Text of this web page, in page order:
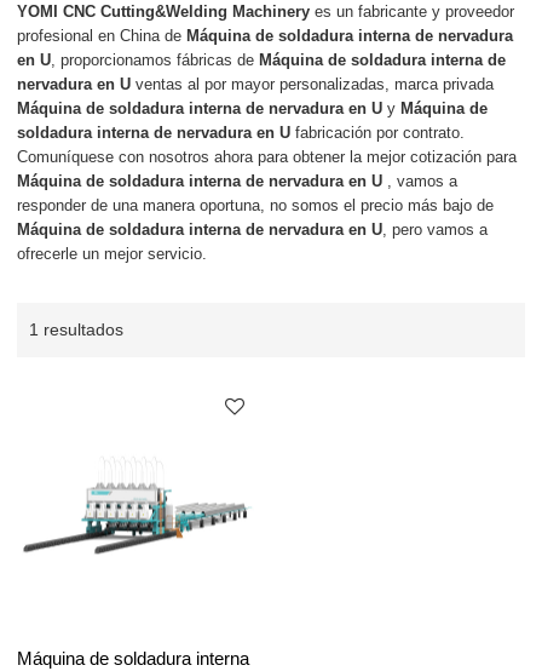
YOMI CNC Cutting&Welding Machinery es un fabricante y proveedor
profesional en China de Máquina de soldadura interna de nervadura
en U , proporcionamos fábricas de Máquina de soldadura interna de
nervadura en U ventas al por mayor personalizadas, marca privada
Máquina de soldadura interna de nervadura en U y Máquina de
soldadura interna de nervadura en U fabricación por contrato.
Comuníquese con nosotros ahora para obtener la mejor cotización para
Máquina de soldadura interna de nervadura en U , vamos a
responder de una manera oportuna, no somos el precio más bajo de
Máquina de soldadura interna de nervadura en U , pero vamos a
ofrecerle un mejor servicio.
1 resultados
Máquina de soldadura interna